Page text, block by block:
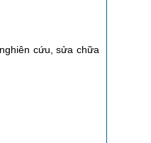
cứu, sửa chữa